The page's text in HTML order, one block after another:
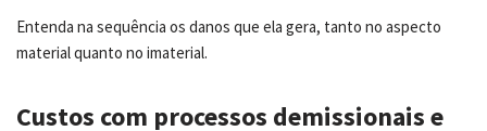
Entenda na sequência os danos que ela gera, tanto no aspecto
material quanto no imaterial.
Custos com processos demissionais e